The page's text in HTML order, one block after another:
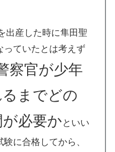
出産した時に隼田聖
っていたとは考えず
察官が少年
までどの
必要か といい
に合格してから、